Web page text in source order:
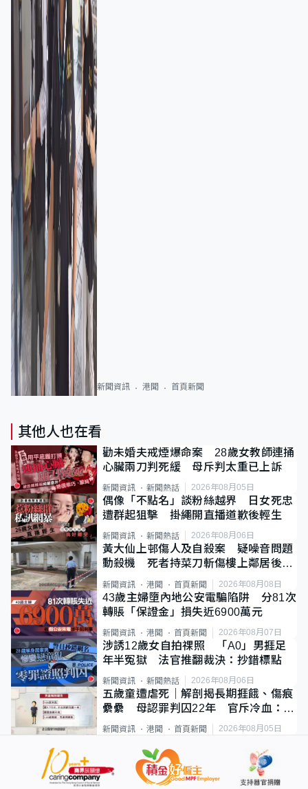
新聞資訊 港聞 首頁新聞
其他人也在看
勸未婚夫戒煙爆命案 28歲女教師連捅
心臟兩刀判死緩 母斥判太重已上訴
新聞資訊 新聞熱話 2026年08月05日
偶像「不點名」談粉絲越界 日女死忠
遭群起狙擊 掛繩開直播道歉後輕生
新聞資訊 新聞熱話 2026年08月06日
黃大仙上邨傷人及自殺案 疑噪音問題
動殺機 死者持菜刀斬傷樓上鄰居後墮
新聞資訊 港聞 首頁新聞 2026年08月08日
43歲主婦墮內地公安電騙陷阱 分81次
轉賬「保證金」損失近6900萬元
新聞資訊 港聞 首頁新聞 2026年08月07日
涉誘12歲女自拍祼照 「A0」男捱足
年半冤獄 法官推翻裁決：抄錯標點
新聞資訊 新聞熱話 2026年08月06日
五歲童遭虐死｜解剖揭長期捱餓、傷痕
纍纍 母認罪判囚22年 官斥冷血：同
類案最惡劣
新聞資訊 港聞 首頁新聞 2026年08月05日